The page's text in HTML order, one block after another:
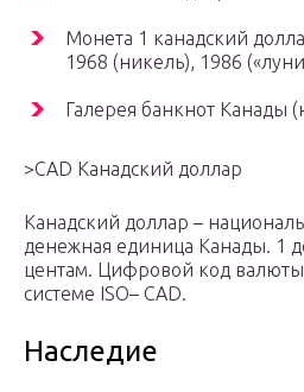
Монета 1 канадский
1968 (никель), 1986
Галерея банкнот Канады
>CAD Канадский доллар
Канадский доллар –
денежная единица Канады. 1
центам. Цифровой код
системе ISO– CAD.
Наследие